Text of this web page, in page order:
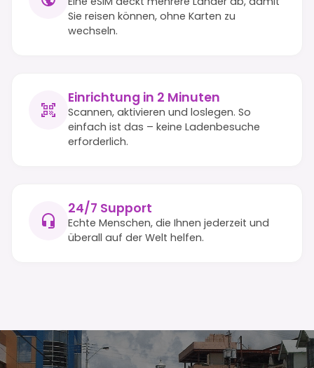
Sie reisen können, ohne Karten zu
wechseln.
Einrichtung in 2 Minuten
Scannen, aktivieren und loslegen. So
einfach ist das – keine Ladenbesuche
erforderlich.
24/7 Support
Echte Menschen, die Ihnen jederzeit und
überall auf der Welt helfen.